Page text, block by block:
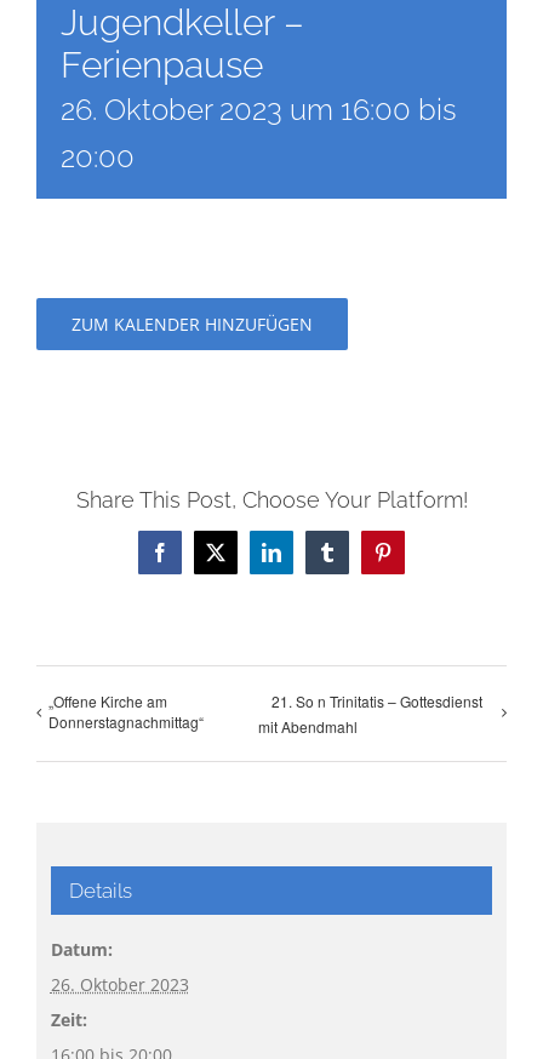
Jugendkeller –
Ferienpause
26. Oktober 2023 um 16:00 bis
20:00
ZUM KALENDER HINZUFÜGEN
Share This Post, Choose Your Platform!
Facebook
X LinkedInTumblrPinterest
„Offene Kirche am
Donnerstagnachmittag“
21. So n Trinitatis – Gottesdienst
mit Abendmahl
Details
Datum:
26. Oktober 2023
Zeit: